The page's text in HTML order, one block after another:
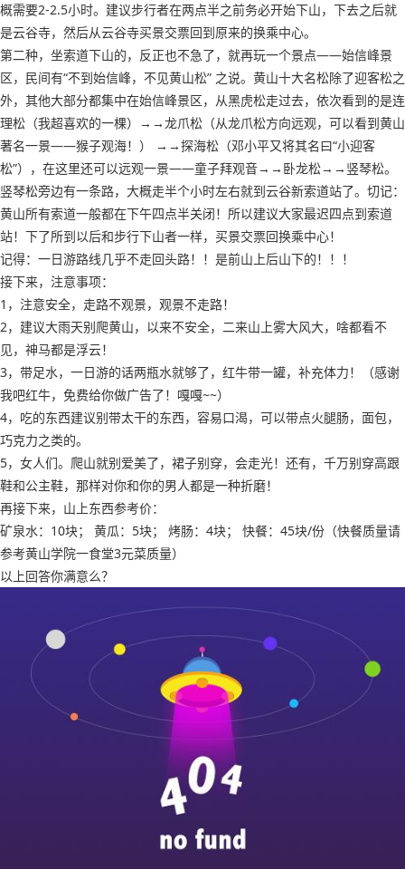
概需要2-2.5小时。建议步行者在两点半之前务必开始下山，下去之后就
是云谷寺，然后从云谷寺买景交票回到原来的换乘中心。
第二种，坐索道下山的，反正也不急了，就再玩一个景点——始信峰景
区，民间有“不到始信峰，不见黄山松” 之说。黄山十大名松除了迎客松之
外，其他大部分都集中在始信峰景区，从黑虎松走过去，依次看到的是连
理松（我超喜欢的一棵）→→龙爪松（从龙爪松方向远观，可以看到黄山
著名一景——猴子观海！） →→探海松（邓小平又将其名曰“小迎客
松”），在这里还可以远观一景——童子拜观音→→卧龙松→→竖琴松。
竖琴松旁边有一条路，大概走半个小时左右就到云谷新索道站了。切记：
黄山所有索道一般都在下午四点半关闭！所以建议大家最迟四点到索道
站！下了所到以后和步行下山者一样，买景交票回换乘中心！
记得：一日游路线几乎不走回头路！！是前山上后山下的！！！
接下来，注意事项：
1，注意安全，走路不观景，观景不走路！
2，建议大雨天别爬黄山，以来不安全，二来山上雾大风大，啥都看不
见，神马都是浮云！
3，带足水，一日游的话两瓶水就够了，红牛带一罐，补充体力！（感谢
我吧红牛，免费给你做广告了！嘎嘎~~）
4，吃的东西建议别带太干的东西，容易口渴，可以带点火腿肠，面包，
巧克力之类的。
5，女人们。爬山就别爱美了，裙子别穿，会走光！还有，千万别穿高跟
鞋和公主鞋，那样对你和你的男人都是一种折磨！
再接下来，山上东西参考价：
矿泉水：10块； 黄瓜：5块； 烤肠：4块； 快餐：45块/份（快餐质量请
参考黄山学院一食堂3元菜质量）
以上回答你满意么？